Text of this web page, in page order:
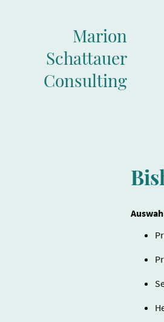
Marion
Schattauer
Consulting